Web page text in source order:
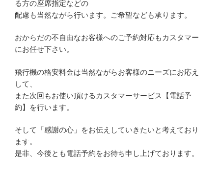
る方の座席指定などの
配慮も当然ながら行います。ご希望なども承ります。
おからだの不自由なお客様へのご予約対応もカスタマー
にお任せ下さい。
飛行機の格安料金は当然ながらお客様のニーズにお応え
して、
また次回もお使い頂けるカスタマーサービス【電話予
約】を行います。
そして「感謝の心」をお伝えしていきたいと考えており
ます。
是非、今後とも電話予約をお待ち申し上げております。